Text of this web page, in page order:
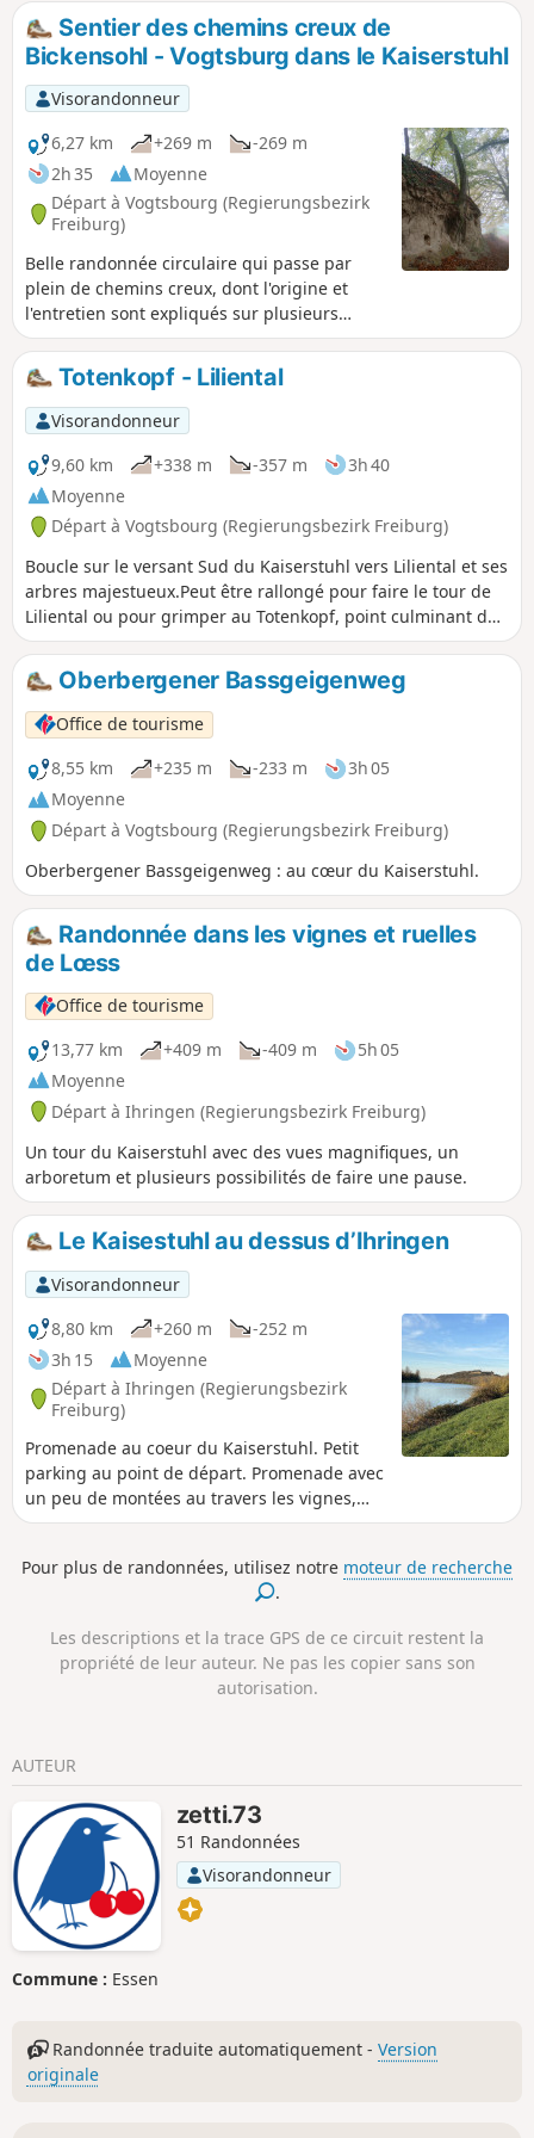
Lenzenberg , puis à travers le vignoble,
rejoindre le remarquable arboretum de
Liliental.
Sentier des chemins creux de
Bickensohl - Vogtsburg dans le Kaiserstuhl
Visorandonneur
6,27 km
+269 m
-269 m
2h 35
Moyenne
Départ à Vogtsbourg (Regierungsbezirk
Freiburg)
Belle randonnée circulaire qui passe par
plein de chemins creux, dont l'origine et
l'entretien sont expliqués sur plusieurs
panneaux d'information le long du chemin.
Le circuit passe aussi au milieu des vignes
et, quand il fait beau, on peut profiter de
superbes vues.
Totenkopf - Liliental
Visorandonneur
9,60 km
+338 m -357 m
3h 40
Moyenne
Départ à Vogtsbourg (Regierungsbezirk Freiburg)
Boucle sur le versant Sud du Kaiserstuhl vers Liliental et ses
arbres majestueux.Peut être rallongé pour faire le tour de
Liliental ou pour grimper au Totenkopf, point culminant du
Kaiserstuhl.Le circuit alterne vignes, points de vue, forêt et
pâturage de Liliental.
Oberbergener Bassgeigenweg
Office de tourisme
8,55 km
+235 m -233 m
3h 05
Moyenne
Départ à Vogtsbourg (Regierungsbezirk Freiburg)
Oberbergener Bassgeigenweg : au cœur du Kaiserstuhl.
Randonnée dans les vignes et ruelles
de Lœss
Office de tourisme
13,77 km
+409 m -409 m
5h 05
Moyenne
Départ à Ihringen (Regierungsbezirk Freiburg)
Un tour du Kaiserstuhl avec des vues magnifiques, un
arboretum et plusieurs possibilités de faire une pause.
Le Kaisestuhl au dessus d’Ihringen
Visorandonneur
8,80 km
+260 m
-252 m
3h 15
Moyenne
Départ à Ihringen (Regierungsbezirk
Freiburg)
Promenade au coeur du Kaiserstuhl. Petit
parking au point de départ. Promenade avec
un peu de montées au travers les vignes,
puis après le passage d’un col, on suit la
la traverser pour tomber sur une
exploitation viticole et son remarquable
On rejoint le parking en passant sous les
palmiers !
Pour plus de randonnées, utilisez notre moteur de recherche
.
Les descriptions et la trace GPS de ce circuit restent la
propriété de leur auteur. Ne pas les copier sans son
autorisation.
AUTEUR
zetti.73
51 Randonnées
Visorandonneur
Commune : Essen
Randonnée traduite automatiquement -Version
originale